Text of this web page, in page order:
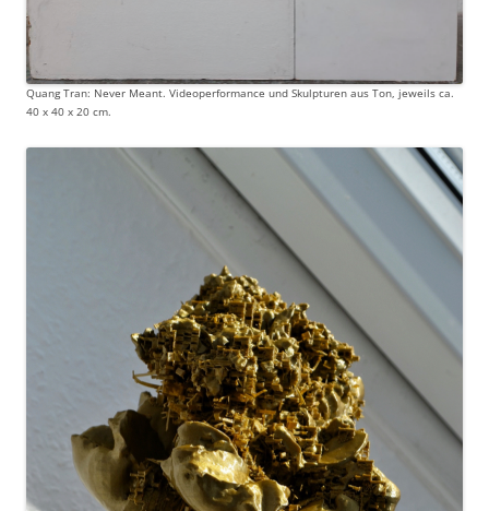
Quang Tran: Never Meant. Videoperformance und Skulpturen aus Ton, jeweils ca.
40 x 40 x 20 cm.